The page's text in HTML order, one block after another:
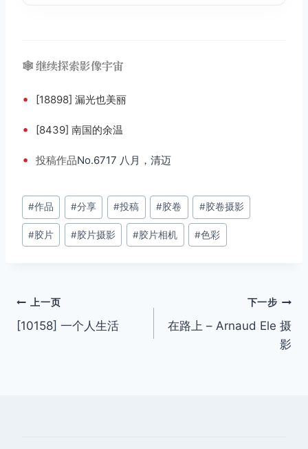
🕸️ 继续探索影像宇宙
• [18898] 漏光也美丽
• [8439] 南国的余温
• 投稿作品No.6717 八月，清迈
文
章
标
#作品 #分享 #投稿 #胶卷 #胶卷摄影
#胶片 #胶片摄影 #胶片相机 #色彩
文
章
上一页
[10158] 一个人生活
下一步
在路上 – Arnaud Ele 摄
影